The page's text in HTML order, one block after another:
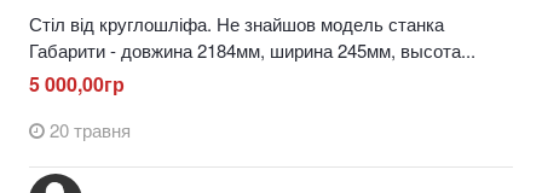
Стіл від круглошліфа. Не знайшов модель станка
Габарити - довжина 2184мм, ширина 245мм, высота...
5 000,00гр
20 травня